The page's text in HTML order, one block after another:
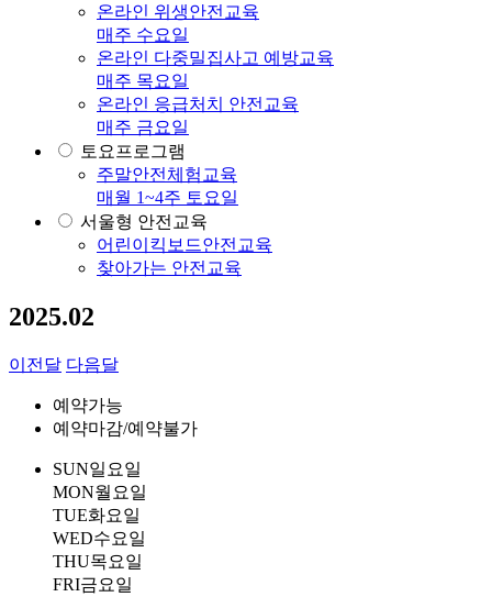
온라인 위생안전교육
매주 수요일
온라인 다중밀집사고 예방교육
매주 목요일
온라인 응급처치 안전교육
매주 금요일
토요프로그램
주말안전체험교육
매월 1~4주 토요일
서울형 안전교육
어린이킥보드안전교육
찾아가는 안전교육
2025.02
이전달 다음달
예약가능
예약마감/예약불가
SUN일요일
MON월요일
TUE화요일
WED수요일
THU목요일
FRI금요일